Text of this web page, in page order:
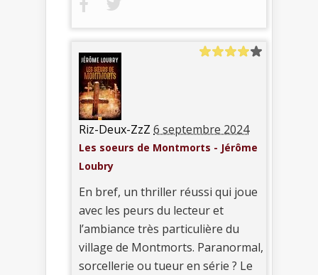
Riz-Deux-ZzZ 6 septembre 2024
Les soeurs de Montmorts - Jérôme
Loubry
En bref, un thriller réussi qui joue
avec les peurs du lecteur et
l’ambiance très particulière du
village de Montmorts. Paranormal,
sorcellerie ou tueur en série ? Le